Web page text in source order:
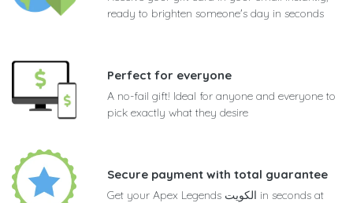
ready to brighten someone's day in seconds
Perfect for everyone
A no-fail gift! Ideal for anyone and everyone to
pick exactly what they desire
Secure payment with total guarantee
Get your Apex Legends الكويت in seconds at